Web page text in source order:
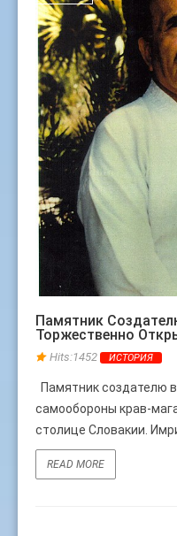
Памятник
Торжественно
Hits:1452 ИСТОРИЯ
Памятник создателю
самообороны крав-
столице Словакии.
READ MORE